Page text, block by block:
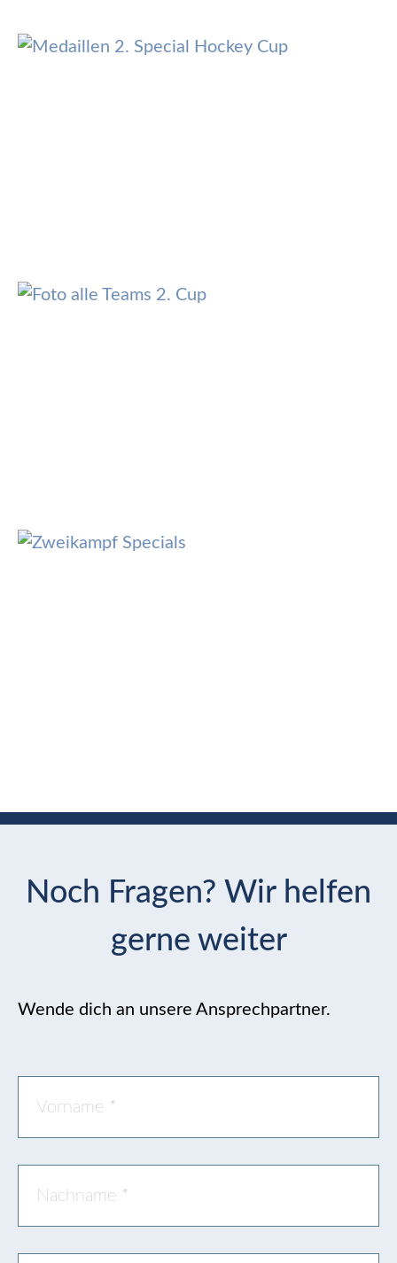
Noch Fragen? Wir helfen
gerne weiter
Wende dich an unsere Ansprechpartner.